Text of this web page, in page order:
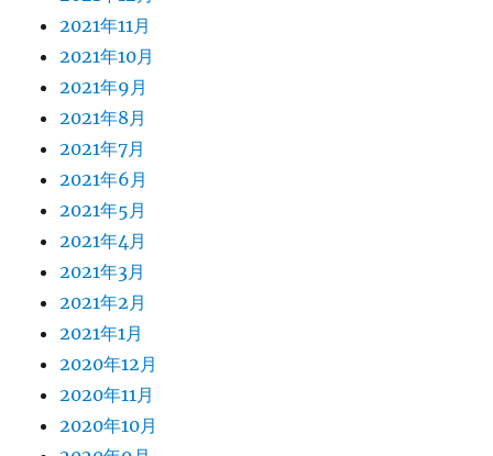
2021年11月
2021年10月
2021年9月
2021年8月
2021年7月
2021年6月
2021年5月
2021年4月
2021年3月
2021年2月
2021年1月
2020年12月
2020年11月
2020年10月